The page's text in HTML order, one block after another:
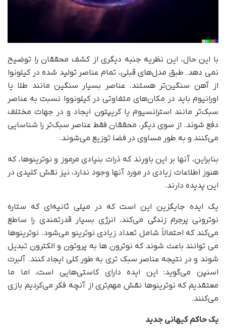
با این حال، این نظریه جنبه دیگری از کشف محققان را توضیح
نمی دهد. طبق مدل‌های قبلی، تمام عناصر تولید شده در کیلونوا
از آهن سنگین‌تر هستند. عناصر بسیار سنگین مانند طلا یا
اورانیوم باید در مکان‌های متفاوتی در کیلونووا نسبت به عناصر
سبک‌تر مانند استرانسیوم یا کریپتون ایجاد و در جهات مختلف
دفع شوند. از سوی دیگر، محققان فقط عناصر سبک‌تر را شناسایی
می‌کنند و به طور مساوی در فضا توزیع می‌شوند.
بنابراین، آنها بر این باورند که ذرات بنیادی مرموز و نوترینوها، که
هنوز اطلاعات زیادی در مورد آنها وجود ندارد، نیز نقش کلیدی در
این پدیده دارند.
یک ایده جایگزین این است که در میلی ثانیه‌ای که ستاره
نوترونی پرجرم زندگی می‌کند، انرژی بسیار قدرتمندی را ساطع
می‌کند که احتمالاً شامل تعداد زیادی نوترینو می‌شود. نوترینوها
می توانند باعث شوند که نوترون ها به پروتون و الکترون تبدیل
شوند و در نتیجه عناصر سبک تری به طور کلی ایجاد کنند. آلبرت
اسنپن می‌گوید: این ایده دارای کاستی‌هایی است، اما ما
معتقدیم که نوترینوها نقش مهم‌تری از آنچه فکر می‌کردیم بازی
می‌کنند.
یک حاکم کیهانی جدید